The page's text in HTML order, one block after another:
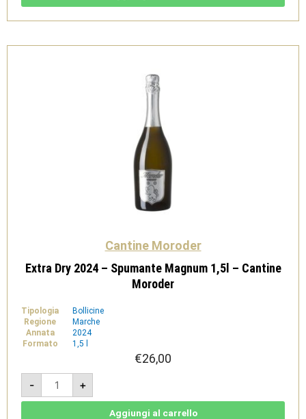
Cantine
Cantine Moroder
Extra Dry 2024 – Spumante Magnum 1,5l – Cantine
Moroder
Tipologia
Bollicine
Regione
Marche
Annata
2024
Formato
1,5 l
€26,00
-
Extra
Dry
2024
-
+
Aggiungi al carrello